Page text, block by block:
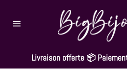
contenu
Livraison offerte 📦